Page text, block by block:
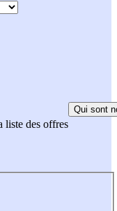
liste des offres
Qui sont